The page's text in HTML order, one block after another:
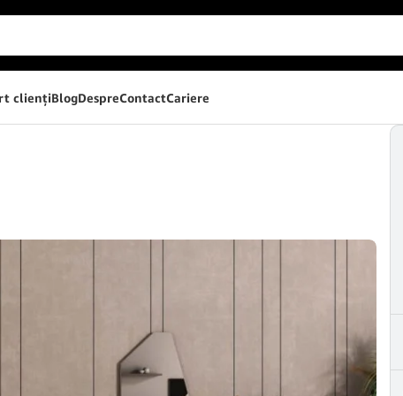
clienţiBlogDespreContactCariere